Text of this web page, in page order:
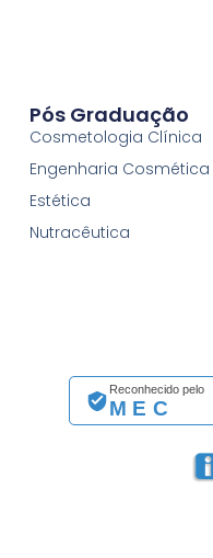
Reconhecido pelo
MEC
Pós Graduação
Cosmetologia Clínica
Engenharia Cosmética
Estética
Nutracêutica